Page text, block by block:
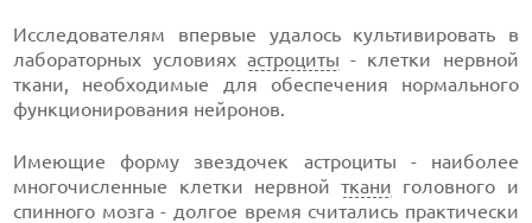
Исследователям впервые удалось культивировать в
лабораторных условиях астроциты - клетки нервной
ткани, необходимые для обеспечения нормального
функционирования нейронов.
Имеющие форму звездочек астроциты - наиболее
многочисленные клетки нервнойткани головного и
спинного мозга - долгое время считались практически